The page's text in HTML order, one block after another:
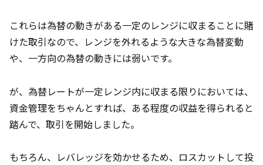
これらは為替の動きがある一定のレンジに収まることに賭
けた取引なので、レンジを外れるような大きな為替変動
や、一方向の為替の動きには弱いです。
が、為替レートが一定レンジ内に収まる限りにおいては、
資金管理をちゃんとすれば、ある程度の収益を得られると
踏んで、取引を開始しました。
もちろん、レバレッジを効かせるため、ロスカットして投